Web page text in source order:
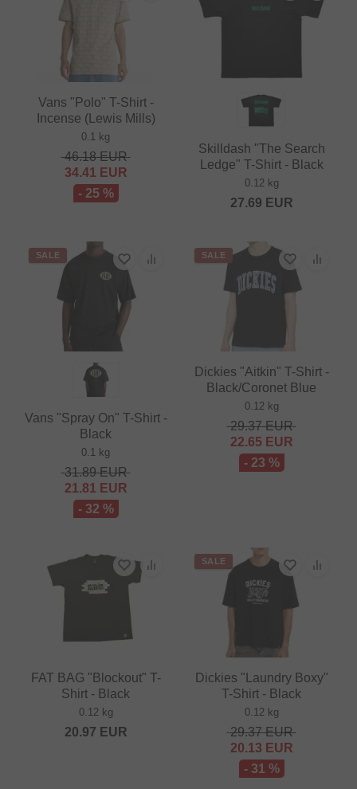
Vans "Polo" T-Shirt -
Incense (Lewis Mills)
0.1 kg
46.18EUR
34.41 EUR
- 25 %
Skilldash "The Search
Ledge" T-Shirt - Black
0.12 kg
27.69 EUR
SALE
Vans "Spray On" T-Shirt -
Black
0.1 kg
31.89EUR
21.81 EUR
- 32 %
SALE
Dickies "Aitkin" T-Shirt -
Black/Coronet Blue
0.12 kg
29.37EUR
22.65 EUR
- 23 %
FAT BAG "Blockout" T-
Shirt - Black
0.12 kg
20.97 EUR
SALE
Dickies "Laundry Boxy"
T-Shirt - Black
0.12 kg
29.37EUR
20.13 EUR
- 31 %